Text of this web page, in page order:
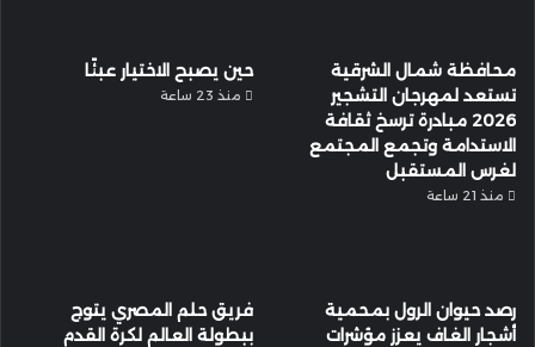
محافظة شمال الشرقية
تستعد لمهرجان التشجير
2026 مبادرة ترسخ ثقافة
الاستدامة وتجمع المجتمع
لغرس المستقبل
منذ 21 ساعة
حين يصبح الاختيار عبئًا
منذ 23 ساعة
رصد حيوان الرول بمحمية
أشجار الغاف يعزز مؤشرات
فريق حلم المصري يتوج
ببطولة العالم لكرة القدم